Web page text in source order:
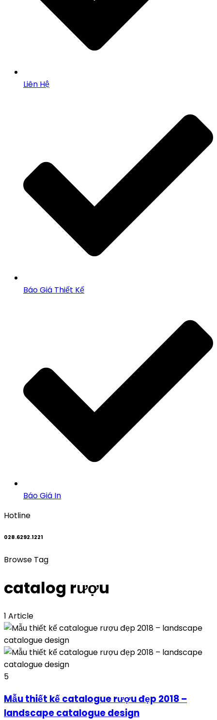
Liên Hệ
Báo Giá Thiết Kế
Báo Giá In
Hotline
028.6292.1221
Browse Tag
catalog rượu
1 Article
5
Mẫu thiết kế catalogue rượu đẹp 2018 –
landscape catalogue design